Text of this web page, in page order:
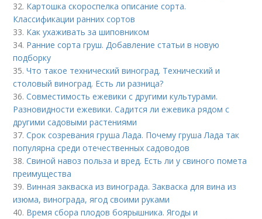
32. Картошка скороспелка описание сорта.
Классификации ранних сортов
33. Как ухаживать за шиповником
34. Ранние сорта груш. Добавление статьи в новую
подборку
35.Что такое технический виноград. Технический и
столовый виноград. Есть ли разница?
36.Совместимость ежевики с другими культурами.
Разновидности ежевики. Садится ли ежевика рядом с
другими садовыми растениями
37.Срок созревания груша Лада. Почему груша Лада так
популярна среди отечественных садоводов
38.Свиной навоз польза и вред. Есть ли у свиного помета
преимущества
39. Винная закваска из винограда. Закваска для вина из
изюма, винограда, ягод своими руками
40. Время сбора плодов боярышника. Ягоды и